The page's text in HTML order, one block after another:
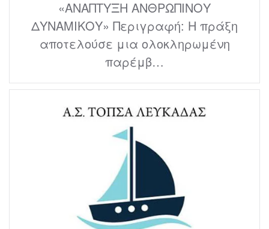
«ΑΝΑΠΤΥΞΗ ΑΝΘΡΩΠΙΝΟΥ
ΔΥΝΑΜΙΚΟΥ» Περιγραφή: Η πράξη
αποτελούσε μια ολοκληρωμένη
παρέμβ…